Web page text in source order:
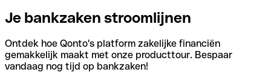
Je bankzaken stroomlijnen
Ontdek hoe Qonto's platform zakelijke financiën
gemakkelijk maakt met onze producttour. Bespaar
vandaag nog tijd op bankzaken!